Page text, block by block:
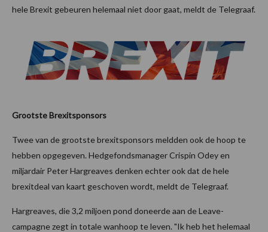
hele Brexit gebeuren helemaal niet door gaat, meldt de Telegraaf.
Grootste Brexitsponsors
Twee van de grootste brexitsponsors meldden ook de hoop te
hebben opgegeven. Hedgefondsmanager Crispin Odey en
miljardair Peter Hargreaves denken echter ook dat de hele
brexitdeal van kaart geschoven wordt, meldt de Telegraaf.
Hargreaves, die 3,2 miljoen pond doneerde aan de Leave-
campagne zegt in totale wanhoop te leven. "Ik heb het helemaal